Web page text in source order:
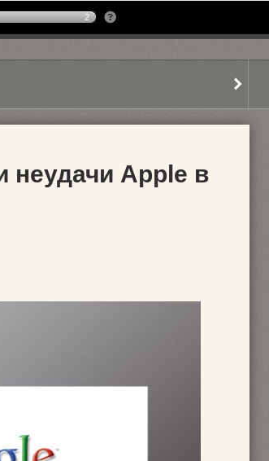
2
неудачи Apple в